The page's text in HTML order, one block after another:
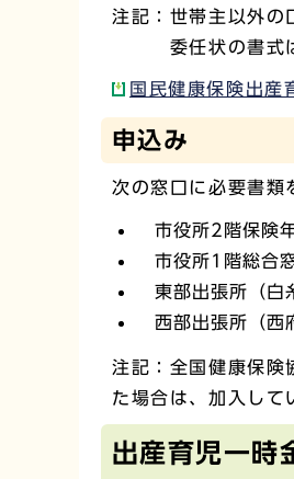
注記：世帯主以外の
委任状の書式は
国民健康保険出産
申込み
次の窓口に必要書類
市役所2階保険
市役所1階総合
東部出張所（白
西部出張所（西
注記：全国健康保険
た場合は、加入して
出産育児一時